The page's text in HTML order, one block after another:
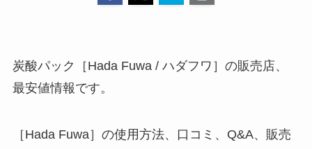
炭酸パック［Hada Fuwa / ハダフワ］の販売店、
最安値情報です。
［Hada Fuwa］の使用方法、口コミ、Q&A、販売